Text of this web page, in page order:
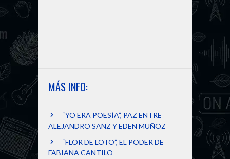
MÁS INFO:
“YO ERA POESÍA”, PAZ ENTRE
ALEJANDRO SANZ Y EDEN MUÑOZ
“FLOR DE LOTO”, EL PODER DE
FABIANA CANTILO